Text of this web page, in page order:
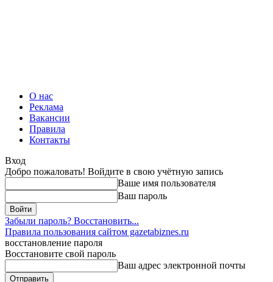
О нас
Реклама
Вакансии
Правила
Контакты
Вход
Добро пожаловать! Войдите в свою учётную запись
Ваше имя пользователя
Ваш пароль
Забыли пароль? Восстановить...
Правила пользования сайтом gazetabiznes.ru
восстановление пароля
Восстановите свой пароль
Ваш адрес электронной почты